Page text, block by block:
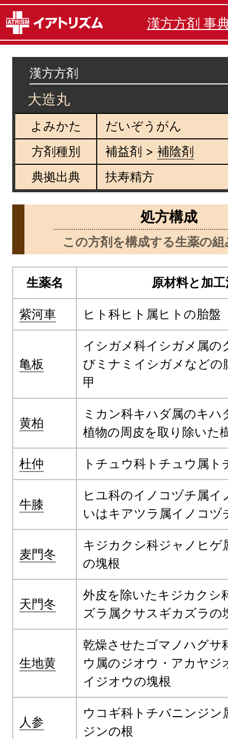
漢方方剤 事
漢方方剤
大造丸
よみかた
だいぞうがん
方剤種別
補益剤 > 補陰剤
典拠出典
扶寿精方
処方構成
この方剤を構成する生薬の
生薬名 原材料と加
紫河車 ヒト科ヒト属ヒトの胎盤
亀板
イシガメ科イシガメ属の
びミナミイシガメなどの
甲
黄柏
ミカン科キハダ属のキハ
植物の周皮を取り除いた
杜仲 トチュウ科トチュウ属ト
牛膝
ヒユ科のイノコヅチ属イ
いはキアツラ属イノコヅ
麦門冬
キジカクシ科ジャノヒゲ
の塊根
天門冬
外皮を除いたキジカクシ
ズラ属クサスギカズラの
生地黄
乾燥させたゴマノハグサ
ウ属のジオウ・アカヤジ
イジオウの塊根
人参
ウコギ科トチバニンジン
ジンの根